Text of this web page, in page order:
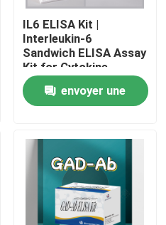
IL6 ELISA Kit |
Interleukin-6
Sandwich ELISA Assay
Kit for Cytokine
Quantitative Detection
in Biological Samples,
Serum, Plasma, Cell
envoyer une